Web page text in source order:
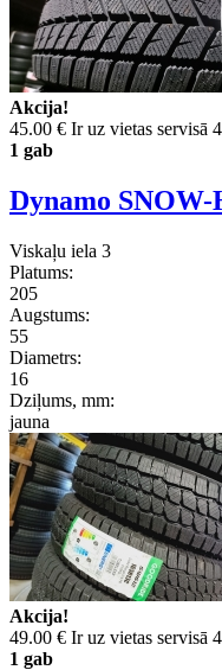
Akcija!
45.00 € Ir uz vietas servisā
1 gab
Dynamo
Viskaļu iela 3
Platums:
205
Augstums:
55
Diametrs:
16
Dziļums, mm:
jauna
Akcija!
49.00 € Ir uz vietas servisā
1 gab